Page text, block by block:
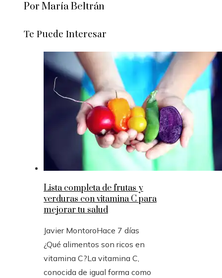
Por María Beltrán
Te Puede Interesar
Lista completa de frutas y
verduras con vitamina C para
mejorar tu salud
Javier MontoroHace 7 días
¿Qué alimentos son ricos en
vitamina C?La vitamina C,
conocida de igual forma como